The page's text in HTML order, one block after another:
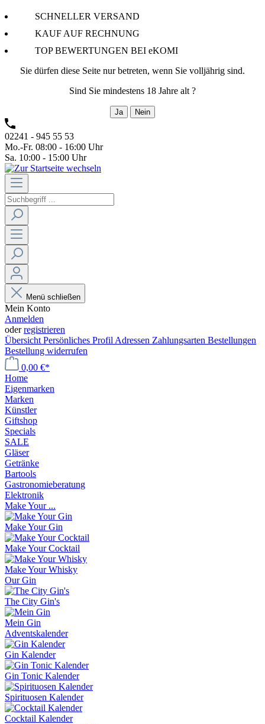
SCHNELLER VERSAND
KAUF AUF RECHNUNG
TOP BEWERTUNGEN BEI eKOMI
Sie dürfen diese Seite nur betreten, wenn Sie volljährig sind.
Sind Sie mindestens 18 Jahre alt ?
Ja Nein
02241 - 945 55 53
Mo.-Fr. 08:00 - 16:00 Uhr
Sa. 10:00 - 15:00 Uhr
Menü schließen
Mein Konto
Anmelden
oderregistrieren
Übersicht Persönliches Profil Adressen Zahlungsarten Bestellungen
Bestellung widerrufen
0,00 €*
Home
Eigenmarken
Marken
Künstler
Giftshop
Specials
SALE
Gläser
Getränke
Bartools
Gastronomieberatung
Elektronik
Make Your ...
Make Your Gin
Make Your Cocktail
Make Your Whisky
Our Gin
The City Gin's
Mein Gin
Adventskalender
Gin Kalender
Gin Tonic Kalender
Spirituosen Kalender
Cocktail Kalender